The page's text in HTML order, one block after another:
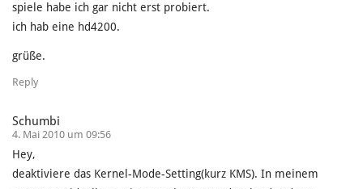
spiele habe ich gar nicht erst probiert.
ich hab eine hd4200.
grüße.
Reply
Schumbi
4. Mai 2010 um 09:56
Hey,
deaktiviere das Kernel-Mode-Setting(kurz KMS). In meinem